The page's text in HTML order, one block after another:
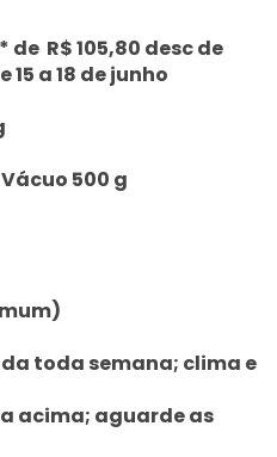
R$ 105,80 desc de
15 a 18 de junho
500 g
toda semana; clima e
acima; aguarde as